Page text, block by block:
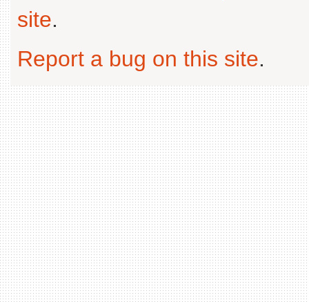
site.
Report a bug on this site.